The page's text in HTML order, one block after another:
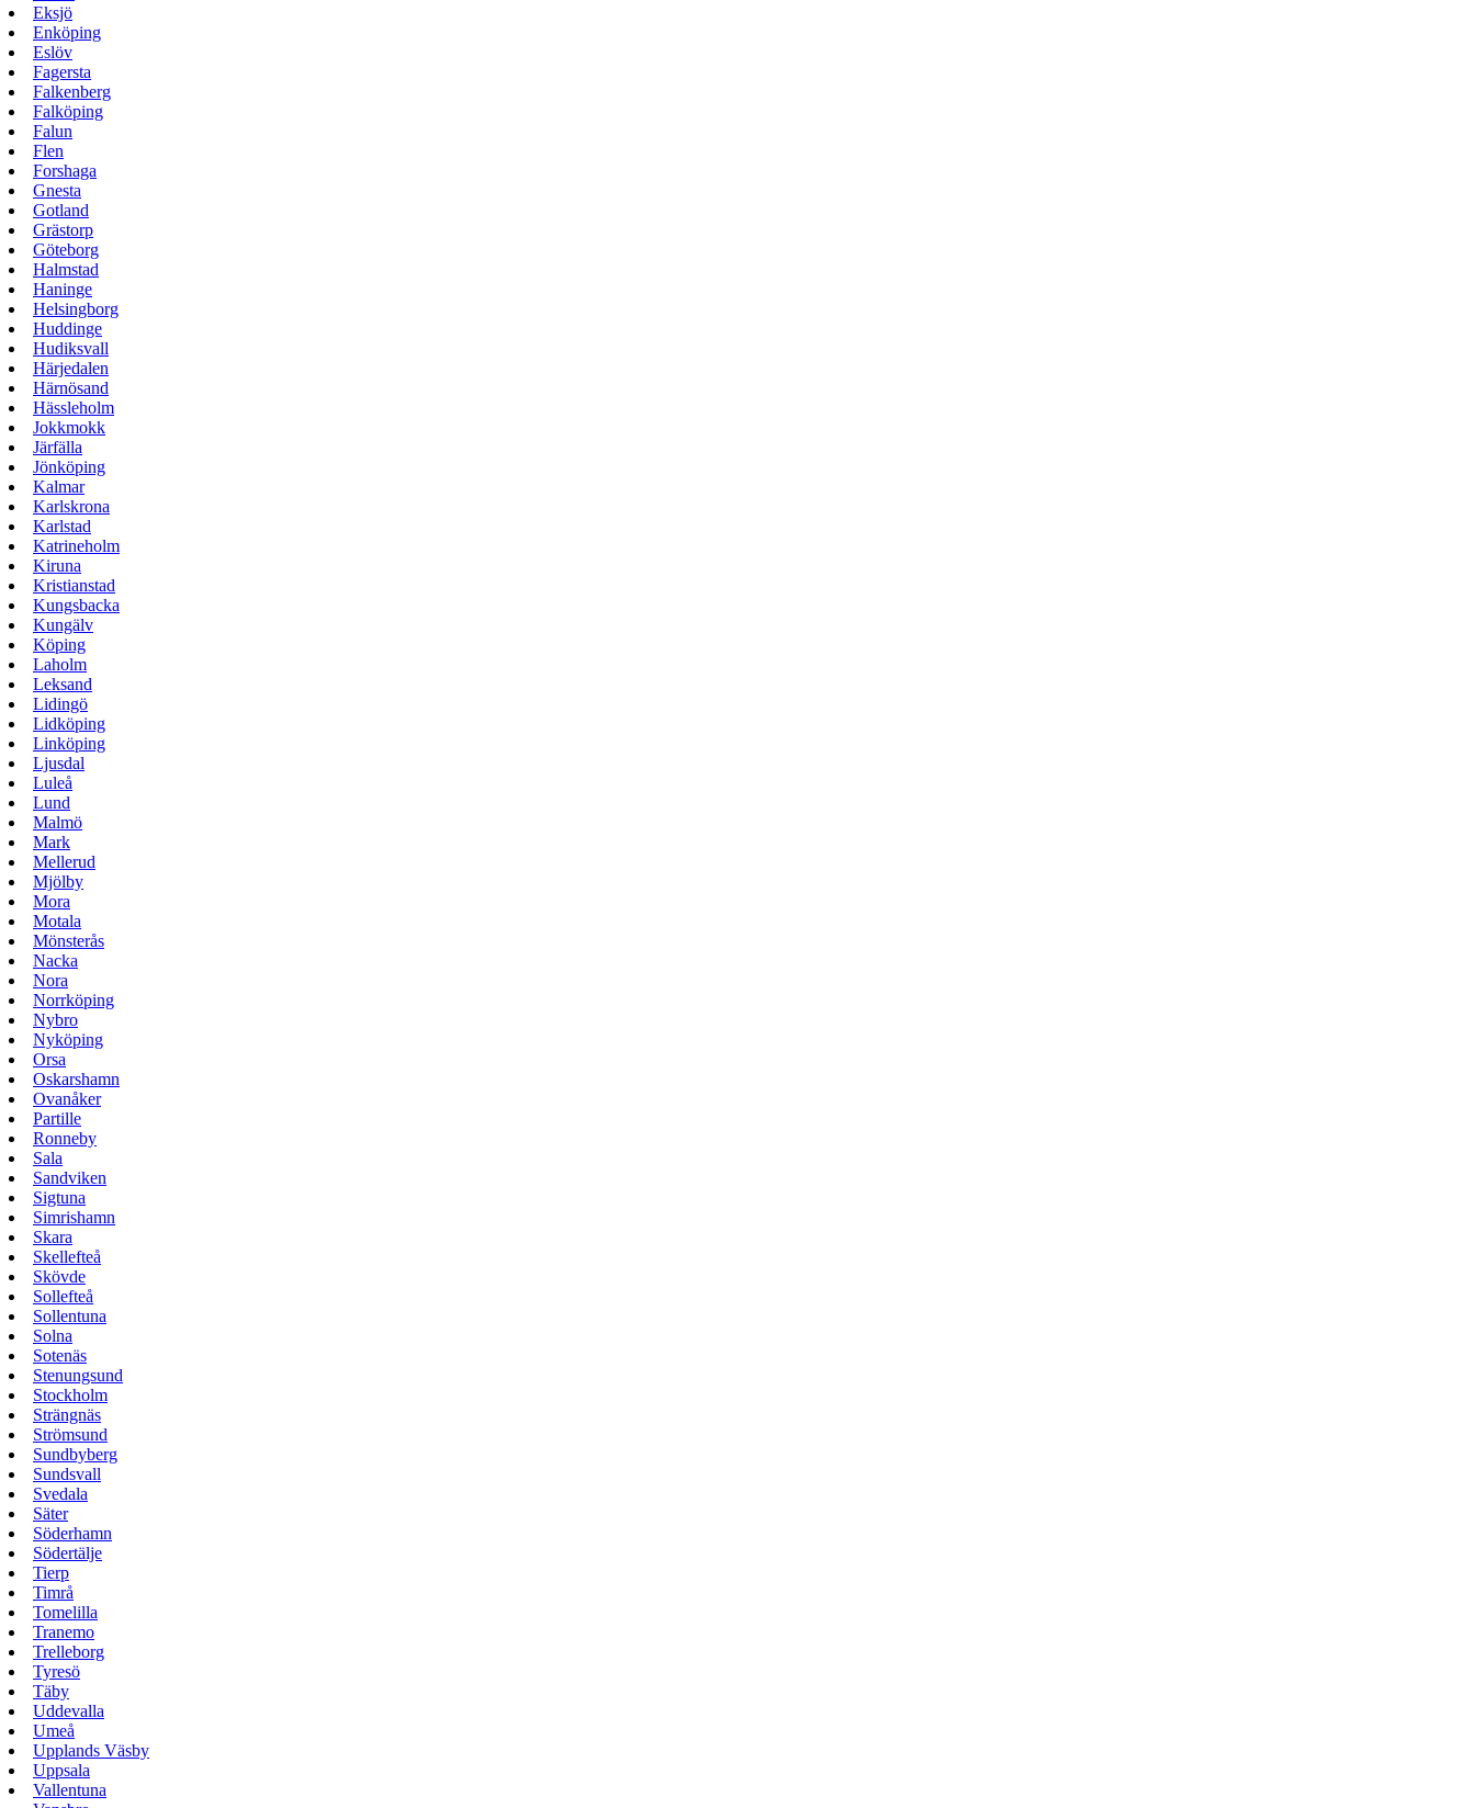
Eksjö
Enköping
Eslöv
Fagersta
Falkenberg
Falköping
Falun
Flen
Forshaga
Gnesta
Gotland
Grästorp
Göteborg
Halmstad
Haninge
Helsingborg
Huddinge
Hudiksvall
Härjedalen
Härnösand
Hässleholm
Jokkmokk
Järfälla
Jönköping
Kalmar
Karlskrona
Karlstad
Katrineholm
Kiruna
Kristianstad
Kungsbacka
Kungälv
Köping
Laholm
Leksand
Lidingö
Lidköping
Linköping
Ljusdal
Luleå
Lund
Malmö
Mark
Mellerud
Mjölby
Mora
Motala
Mönsterås
Nacka
Nora
Norrköping
Nybro
Nyköping
Orsa
Oskarshamn
Ovanåker
Partille
Ronneby
Sala
Sandviken
Sigtuna
Simrishamn
Skara
Skellefteå
Skövde
Sollefteå
Sollentuna
Solna
Sotenäs
Stenungsund
Stockholm
Strängnäs
Strömsund
Sundbyberg
Sundsvall
Svedala
Säter
Söderhamn
Södertälje
Tierp
Timrå
Tomelilla
Tranemo
Trelleborg
Tyresö
Täby
Uddevalla
Umeå
Upplands Väsby
Uppsala
Vallentuna